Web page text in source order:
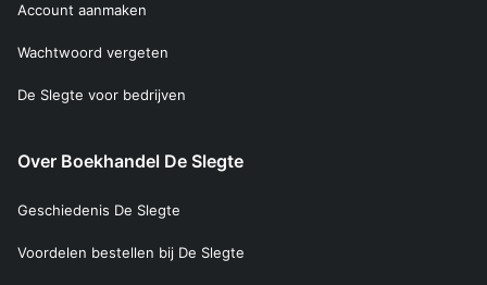
Account aanmaken
Wachtwoord vergeten
De Slegte voor bedrijven
Over Boekhandel De Slegte
Geschiedenis De Slegte
Voordelen bestellen bij De Slegte